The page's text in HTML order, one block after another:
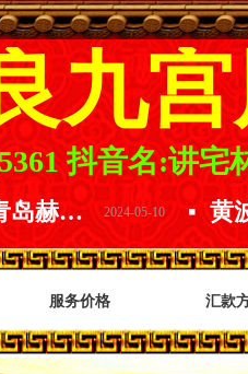
2024-05-10
家好.口感品味数青岛.放下水啤选择原浆.喝啤酒就选青岛赫尔曼精酿原浆啤酒 넷
九
抖音名:讲宅
服务价格 汇款